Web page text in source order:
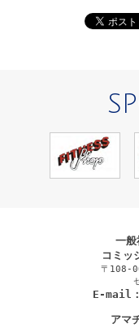
一
コミッ
〒108-
E-mail：
アマ